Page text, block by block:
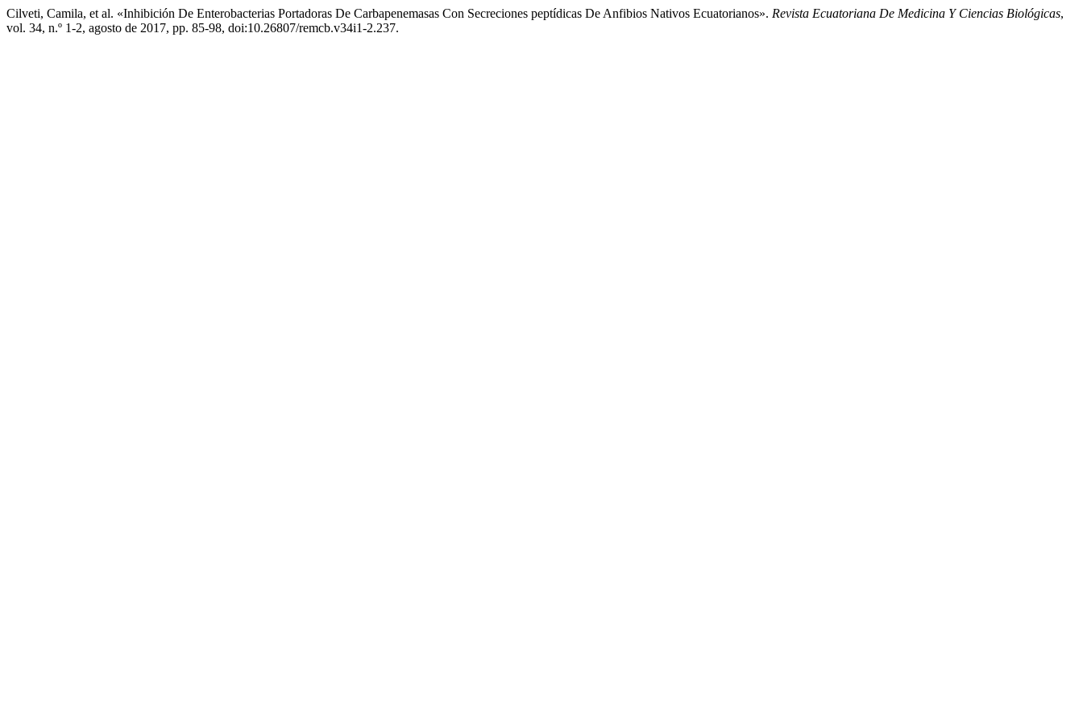
Cilveti, Camila, et al. «Inhibición De Enterobacterias Portadoras De Carbapenemasas Con Secreciones peptídicas De Anfibios Nativos Ecuatorianos». Revista Ecuatoriana De Medicina Y Ciencias Biológicas,
vol. 34, n.º 1-2, agosto de 2017, pp. 85-98, doi:10.26807/remcb.v34i1-2.237.